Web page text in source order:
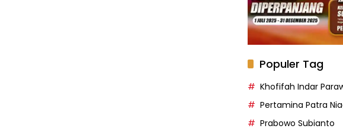
Populer Tag
Khofifah Indar
Pertamina Patra
Prabowo Subianto